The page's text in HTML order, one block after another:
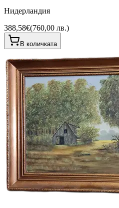
Нидерландия
388,58€(760,00 лв.)
В количката